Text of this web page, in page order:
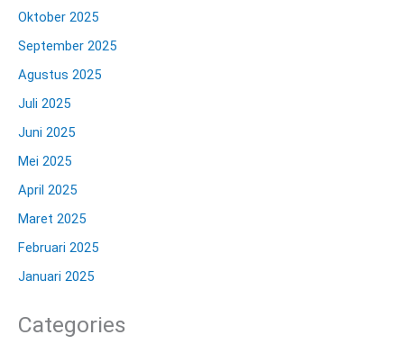
Oktober 2025
September 2025
Agustus 2025
Juli 2025
Juni 2025
Mei 2025
April 2025
Maret 2025
Februari 2025
Januari 2025
Categories